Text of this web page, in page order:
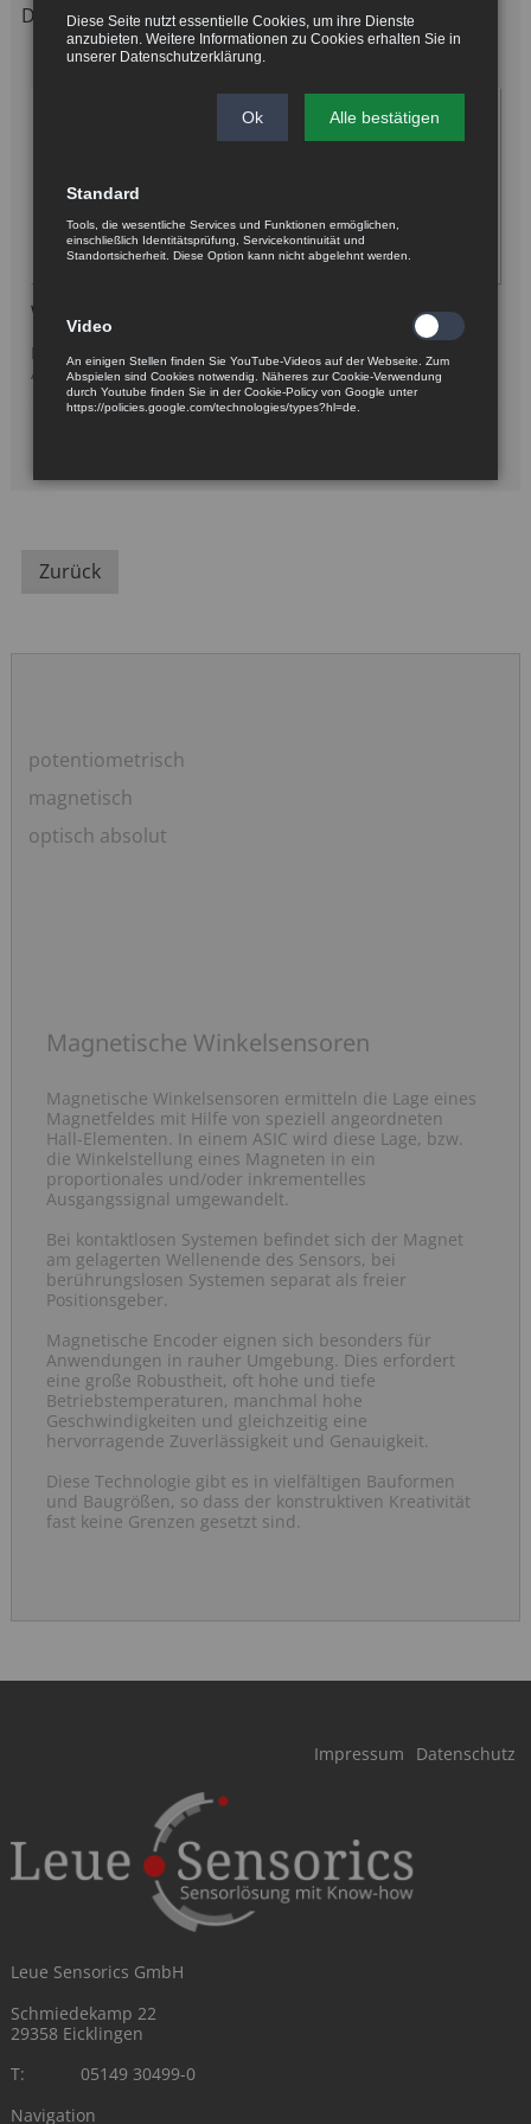
Winkelsensor Contelec Vert-X 88
Kontaktoser, magnetischer Drehgeber, sehr robuste
Ausführung, Heavy Duty
Zurück
Navigation
überspringen
potentiometrisch
magnetisch
optisch absolut
Magnetische Winkelsensoren
Magnetische Winkelsensoren ermitteln die Lage eines
Magnetfeldes mit Hilfe von speziell angeordneten
Hall-Elementen. In einem ASIC wird diese Lage, bzw.
die Winkelstellung eines Magneten in ein
proportionales und/oder inkrementelles
Ausgangssignal umgewandelt.
Bei kontaktlosen Systemen befindet sich der Magnet
am gelagerten Wellenende des Sensors, bei
berührungslosen Systemen separat als freier
Positionsgeber.
Magnetische Encoder eignen sich besonders für
Anwendungen in rauher Umgebung. Dies erfordert
eine große Robustheit, oft hohe und tiefe
Betriebstemperaturen, manchmal hohe
Geschwindigkeiten und gleichzeitig eine
hervorragende Zuverlässigkeit und Genauigkeit.
Diese Technologie gibt es in vielfältigen Bauformen
und Baugrößen, so dass der konstruktiven Kreativität
fast keine Grenzen gesetzt sind.
Navigation
überspringen
Impressum Datenschutz
Leue Sensorics GmbH
Schmiedekamp 22
29358 Eicklingen
T:
05149 30499-0
Navigation
Diese Seite nutzt essentielle Cookies, um ihre Dienste
anzubieten. Weitere Informationen zu Cookies erhalten Sie in
unserer Datenschutzerklärung.
Ok Alle bestätigen
Standard
Tools, die wesentliche Services und Funktionen ermöglichen,
einschließlich Identitätsprüfung, Servicekontinuität und
Standortsicherheit. Diese Option kann nicht abgelehnt werden.
Video
An einigen Stellen finden Sie YouTube-Videos auf der Webseite. Zum
Abspielen sind Cookies notwendig. Näheres zur Cookie-Verwendung
durch Youtube finden Sie in der Cookie-Policy von Google unter
https://policies.google.com/technologies/types?hl=de.